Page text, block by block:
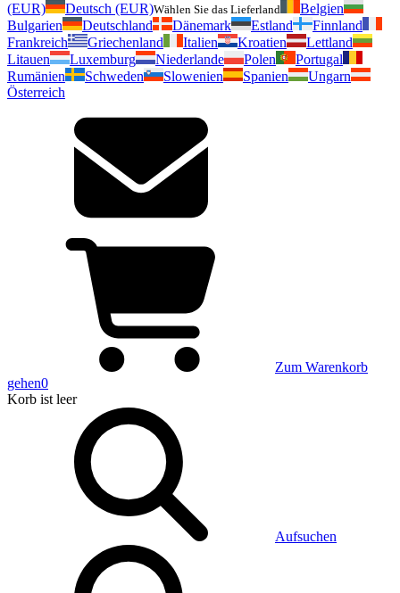
(EUR)
Deutsch (EUR)Wählen Sie das Lieferland
Belgien
Bulgarien
Deutschland Dänemark Estland
Finnland
Frankreich
Griechenland Italien Kroatien
Lettland
Litauen
Luxemburg Niederlande Polen
Portugal
Rumänien
Schweden Slowenien Spanien
Ungarn
Österreich
Zum Warenkorb
gehen0
Korb ist leer
Aufsuchen